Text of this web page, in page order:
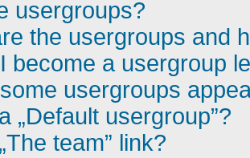
usergroups?
the usergroups and
become a usergroup
usergroups
„Default usergroup”?
team” link?